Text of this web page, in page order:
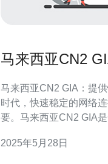
马来西亚CN2
马来西亚CN2 GIA：提供快速
时代，快速稳定的网络
要。马来西亚CN2 GIA
质的网络连接技术，具有以下特点： 高
2025年5月28日